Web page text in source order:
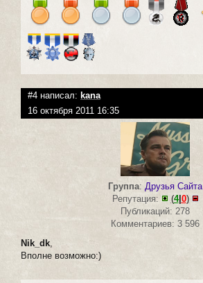
#4 написал: kana
16 октября 2011 16:35
Группа: Друзья Сайта
Репутация:
(4| 0)
Публикаций: 278
Комментариев: 3 596
Nik_dk,
Вполне возможно:)